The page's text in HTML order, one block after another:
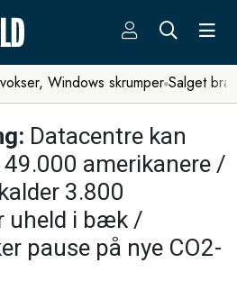
Windows skrumper Salget
Datacentre kan
amerikanere /
3.800
uheld i bæk /
pause på nye CO2-